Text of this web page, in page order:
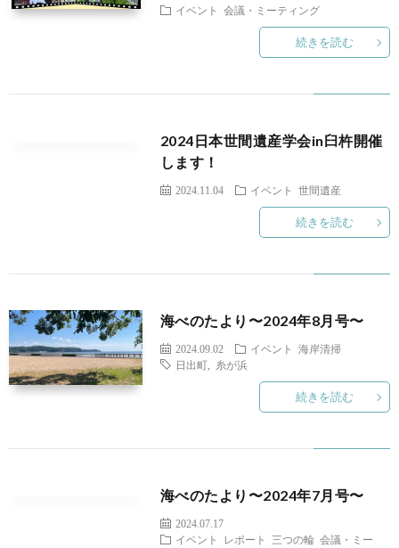
ク
イベント
会議・ミーティング
続きを読む
2024日本世間遺産学会in臼杵開催
します！
2024.11.04 イベント 世間遺産
続きを読む
海べのたより〜2024年8月号〜
2024.09.02 イベント
海岸清掃
日出町, 糸が浜
続きを読む
海べのたより〜2024年7月号〜
2024.07.17
イベント
レポート 三つの輪 会議・ミー